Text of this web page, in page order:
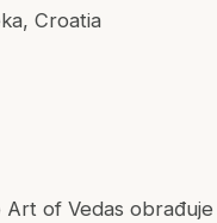
Croatia
Art of Vedas